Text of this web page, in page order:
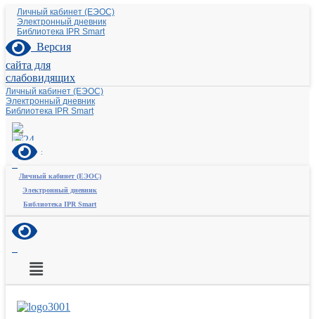
Личный кабинет (ЕЭОС)
Электронный дневник
Библиотека IPR Smart
Версия
сайта для
слабовидящих
Личный кабинет (ЕЭОС)
Электронный дневник
Библиотека IPR Smart
Личный кабинет (ЕЭОС)
Электронный дневник
Библиотека IPR Smart
Меню